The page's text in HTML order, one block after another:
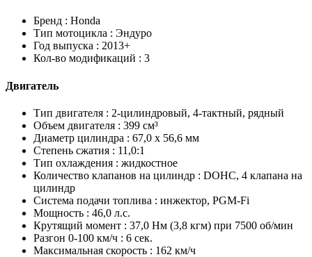
Бренд : Honda
Тип мотоцикла : Эндуро
Год выпуска : 2013+
Кол-во модификаций : 3
Двигатель
Тип двигателя : 2-цилиндровый, 4-тактный, рядный
Объем двигателя : 399 см³
Диаметр цилиндра : 67,0 x 56,6 мм
Степень сжатия : 11,0:1
Тип охлаждения : жидкостное
Количество клапанов на цилиндр : DOHC, 4 клапана на
цилиндр
Система подачи топлива : инжектор, PGM-Fi
Мощность : 46,0 л.с.
Крутящий момент : 37,0 Нм (3,8 кгм) при 7500 об/мин
Разгон 0-100 км/ч : 6 сек.
Максимальная скорость : 162 км/ч